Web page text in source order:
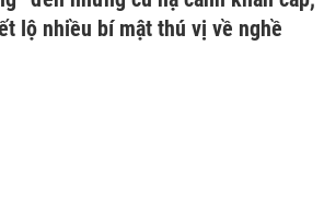
lộ nhiều bí mật thú vị về nghề